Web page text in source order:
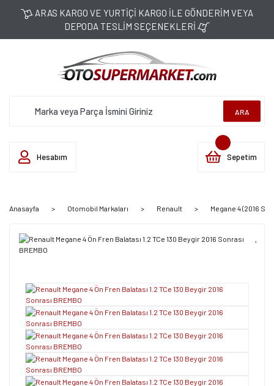
ARAS KARGO VE YURTİÇİ KARGO İLE GÖNDERİM VEYA
DEPODA TESLİM SEÇENEKLERİ
ARA
Hesabım Sepetim
Anasayfa Otomobil Markaları Renault Megane 4 (2016